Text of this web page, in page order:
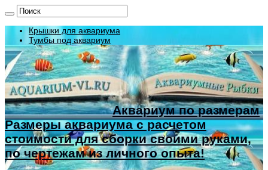
Крышки для аквариума
Тумбы под аквариум
Аквариум по размерам
Размеры аквариума с расчетом
стоимости для сборки своими руками,
по чертежам из личного опыта!